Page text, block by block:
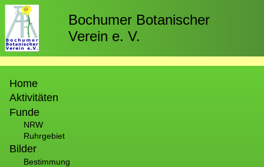
Direkt
zum
Inhalt
Bochumer Botanischer
Verein e. V.
Home
Aktivitäten
Funde
NRW
Ruhrgebiet
Bilder
Bestimmung